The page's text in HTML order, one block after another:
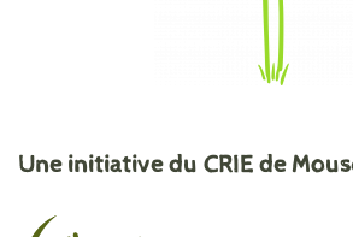
Une initiative du CRIE de